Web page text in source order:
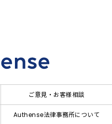
ご意見・お客様相談
Authense法律事務所について